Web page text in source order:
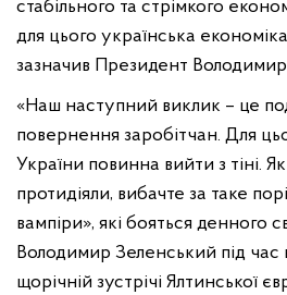
стабільного та стрімкого
для цього українська
зазначив Президент
«Наш наступний виклик – це
повернення заробітчан. Для
України повинна вийти з тіні.
протидіяли, вибачте за таке
вампіри», які бояться денного
Володимир Зеленський під час
щорічній зустрічі Ялтинської